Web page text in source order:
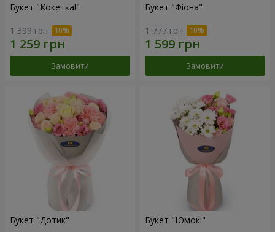
Букет "Кокетка!"
1 399 грн
Замовити
Букет "Фіона"
1 777 грн
Замовити
Букет "Дотик" Букет "Юмокі"